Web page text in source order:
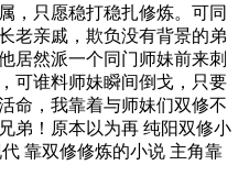
只愿稳打稳扎修炼。可同
老亲戚，欺负没有背景的弟
居然派一个同门师妹前来刺
可谁料师妹瞬间倒戈，只要
，我靠着与师妹们双修不
弟！原本以为再 纯阳双修小
靠双修修炼的小说 主角靠